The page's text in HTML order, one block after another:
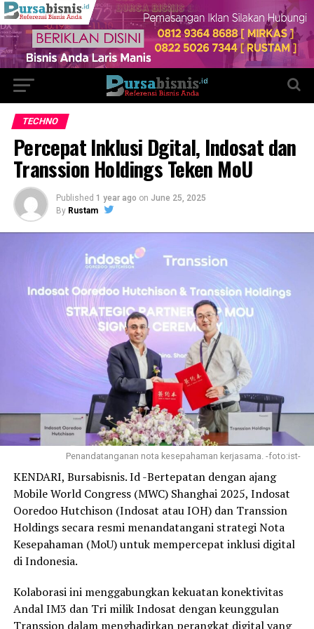
TECHNO
Percepat Inklusi Dgital, Indosat dan
Transsion Holdings Teken MoU
Published 1 year ago on June 25, 2025
By Rustam
Penandatanganan nota kesepahaman kerjasama. -foto:ist-
KENDARI, Bursabisnis. Id -Bertepatan dengan ajang
Mobile World Congress (MWC) Shanghai 2025, Indosat
Ooredoo Hutchison (Indosat atau IOH) dan Transsion
Holdings secara resmi menandatangani strategi Nota
Kesepahaman (MoU) untuk mempercepat inklusi digital
di Indonesia.
Kolaborasi ini menggabungkan kekuatan konektivitas
Andal IM3 dan Tri milik Indosat dengan keunggulan
Transsion dalam menghadirkan perangkat digital yang